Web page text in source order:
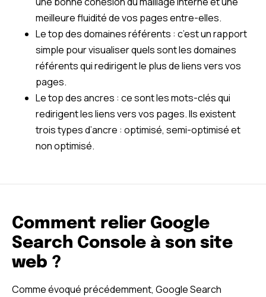
meilleure fluidité de vos pages entre-elles.
Le top des domaines référents : c’est un rapport
simple pour visualiser quels sont les domaines
référents qui redirigent le plus de liens vers vos
pages.
Le top des ancres : ce sont les mots-clés qui
redirigent les liens vers vos pages. Ils existent
trois types d’ancre : optimisé, semi-optimisé et
non optimisé.
Comment relier Google
Search Console à son site
web ?
Comme évoqué précédemment, Google Search